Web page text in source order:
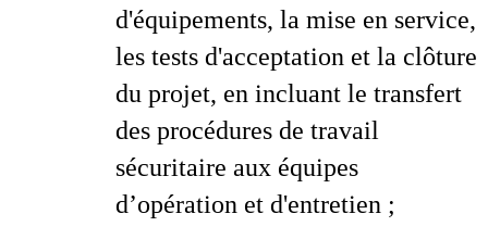
d'équipements, la mise en service,
les tests d'acceptation et la clôture
du projet, en incluant le transfert
des procédures de travail
sécuritaire aux équipes
d’opération et d'entretien ;